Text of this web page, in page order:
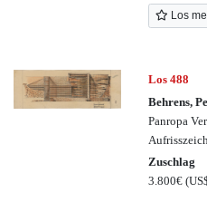
Los
Los 488
Behrens,
Panropa
Zuschlag
3.800€